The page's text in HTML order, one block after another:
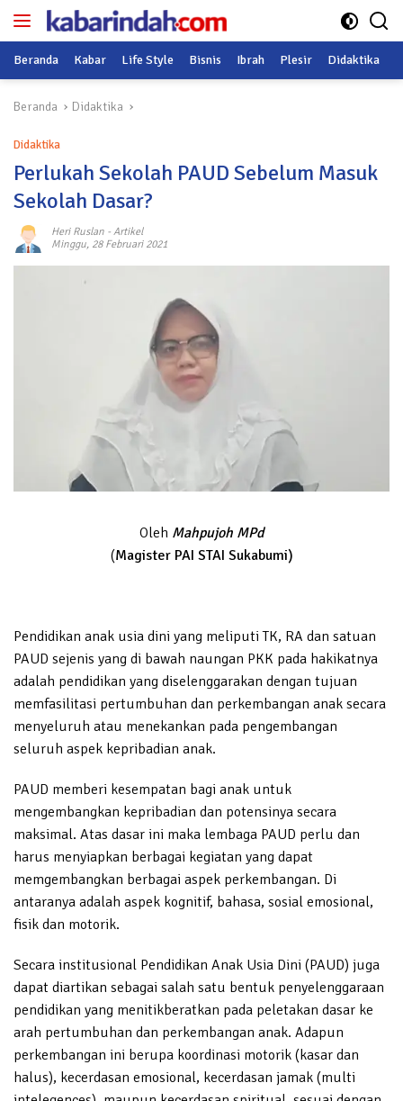
Langsung
Beranda Kabar Life Style Bisnis Ibrah Plesir Didaktika
Beranda Didaktika
Didaktika
Perlukah Sekolah PAUD Sebelum Masuk
Sekolah Dasar?
Heri Ruslan - Artikel
Minggu, 28 Februari 2021
Oleh Mahpujoh MPd
(Magister PAI STAI Sukabumi)
Pendidikan anak usia dini yang meliputi TK, RA dan satuan
PAUD sejenis yang di bawah naungan PKK pada hakikatnya
adalah pendidikan yang diselenggarakan dengan tujuan
memfasilitasi pertumbuhan dan perkembangan anak secara
menyeluruh atau menekankan pada pengembangan
seluruh aspek kepribadian anak.
PAUD memberi kesempatan bagi anak untuk
mengembangkan kepribadian dan potensinya secara
maksimal. Atas dasar ini maka lembaga PAUD perlu dan
harus menyiapkan berbagai kegiatan yang dapat
memgembangkan berbagai aspek perkembangan. Di
antaranya adalah aspek kognitif, bahasa, sosial emosional,
fisik dan motorik.
Secara institusional Pendidikan Anak Usia Dini (PAUD) juga
dapat diartikan sebagai salah satu bentuk penyelenggaraan
pendidikan yang menitikberatkan pada peletakan dasar ke
arah pertumbuhan dan perkembangan anak. Adapun
perkembangan ini berupa koordinasi motorik (kasar dan
halus), kecerdasan emosional, kecerdasan jamak (multi